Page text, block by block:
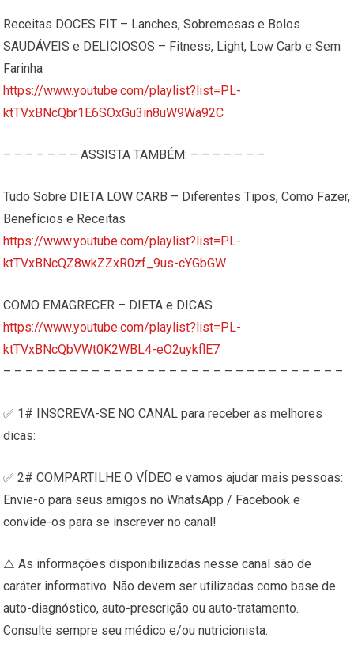
Receitas DOCES FIT – Lanches, Sobremesas e Bolos
SAUDÁVEIS e DELICIOSOS – Fitness, Light, Low Carb e Sem
Farinha
https://www.youtube.com/playlist?list=PL-
ktTVxBNcQbr1E6SOxGu3in8uW9Wa92C
– – – – – – – ASSISTA TAMBÉM: – – – – – – –
Tudo Sobre DIETA LOW CARB – Diferentes Tipos, Como Fazer,
Benefícios e Receitas
https://www.youtube.com/playlist?list=PL-
ktTVxBNcQZ8wkZZxR0zf_9us-cYGbGW
COMO EMAGRECER – DIETA e DICAS
https://www.youtube.com/playlist?list=PL-
ktTVxBNcQbVWt0K2WBL4-eO2uykflE7
– – – – – – – – – – – – – – – – – – – – – – – – – – – – – – –
✅ 1# INSCREVA-SE NO CANAL para receber as melhores
dicas:
✅ 2# COMPARTILHE O VÍDEO e vamos ajudar mais pessoas:
Envie-o para seus amigos no WhatsApp / Facebook e
convide-os para se inscrever no canal!
⚠️ As informações disponibilizadas nesse canal são de
caráter informativo. Não devem ser utilizadas como base de
auto-diagnóstico, auto-prescrição ou auto-tratamento.
Consulte sempre seu médico e/ou nutricionista.